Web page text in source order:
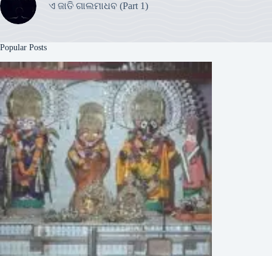
ଏ ଜାତି ଗାଲମାଧବ (Part 1)
Popular Posts